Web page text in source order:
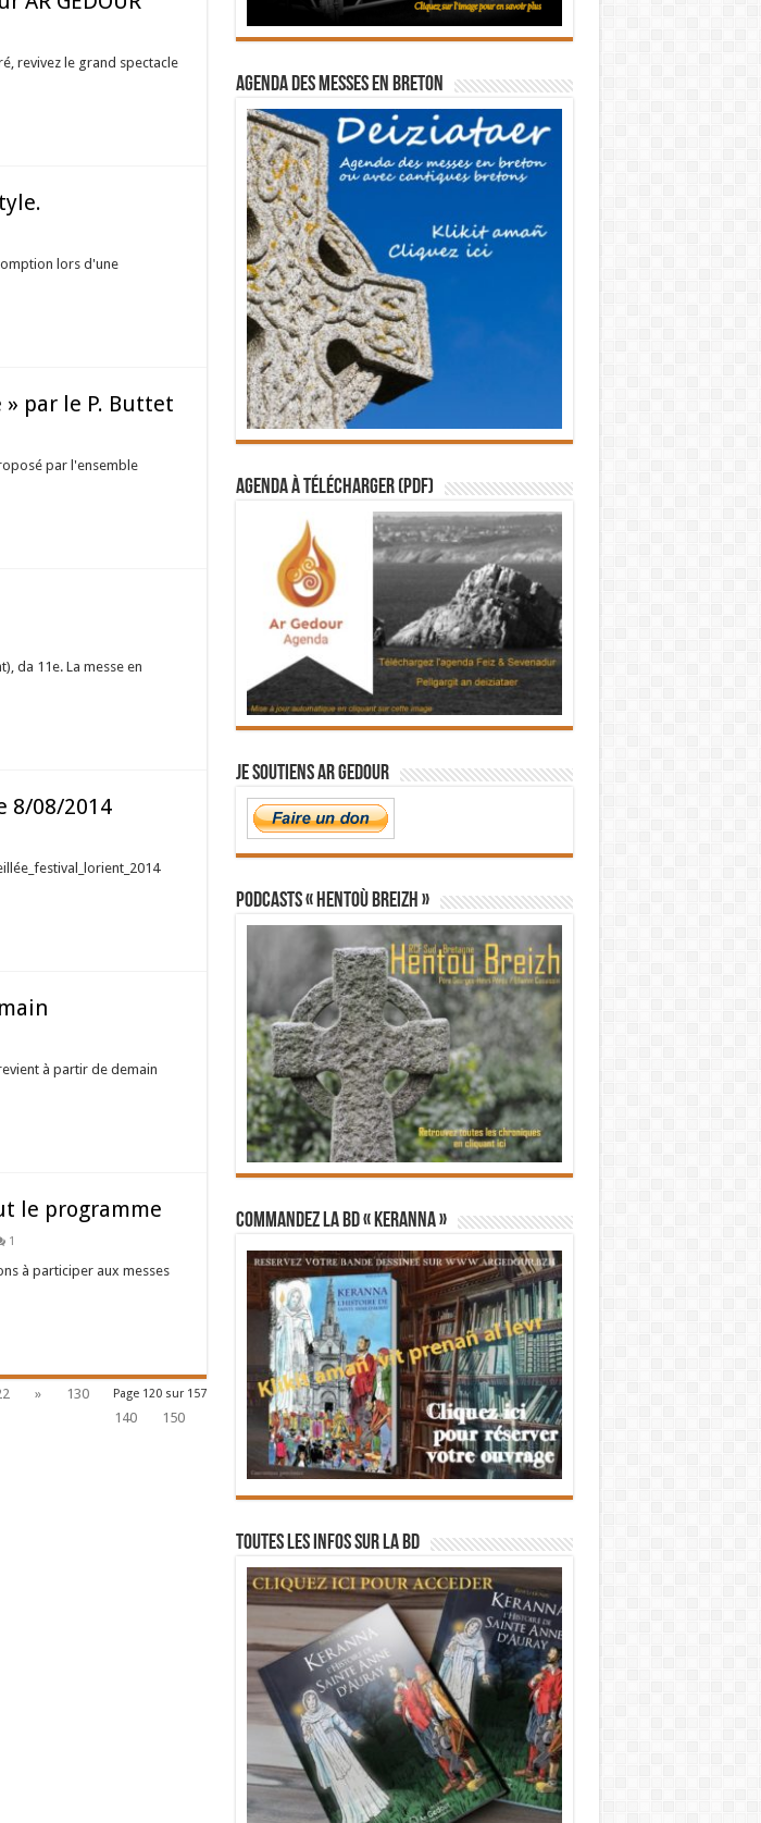
revivez le grand spectacle
lors d'une
» par le P. Buttet
par l'ensemble
da 11e. La messe en
8/08/2014
à partir de demain
le programme
1
à participer aux messes
Page 120 sur 157
»
130
140
150
Agenda des messes en breton
Agenda à télécharger (PDF)
Je soutiens Ar Gedour
PODCASTS « Hentoù Breizh »
Commandez la BD « Keranna »
Toutes les infos sur la BD